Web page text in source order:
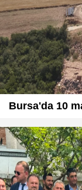
Bursa'da 10